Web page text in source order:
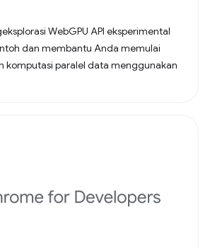
WebGPU API eksperimental
dan membantu Anda memulai
komputasi paralel data menggunakan